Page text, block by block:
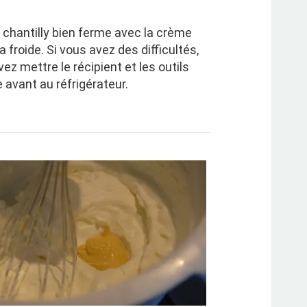
bien ferme avec la crème
froide. Si vous avez des difficultés,
mettre le récipient et les outils
avant au réfrigérateur.